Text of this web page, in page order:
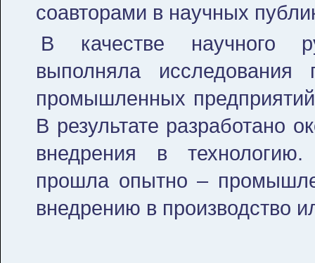
соавторами в научных
В качестве научного
выполняла исследования
промышленных
В результате разработано
внедрения в технологию.
прошла опытно –
внедрению в производство